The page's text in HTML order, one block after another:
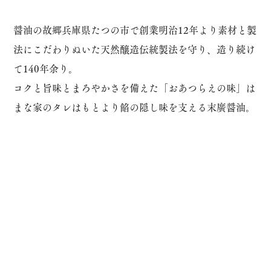
醤油の故郷兵庫県たつの市で創業明治12年より素材と製
法にこだわりぬいた天然醸造伝統製法を守り、造り続け
て140年余り。
コクと旨味とまろやかさを備えた「おあつらえの味」は
まな家のタレはもとより餡の隠し味を支える末廣醤油。